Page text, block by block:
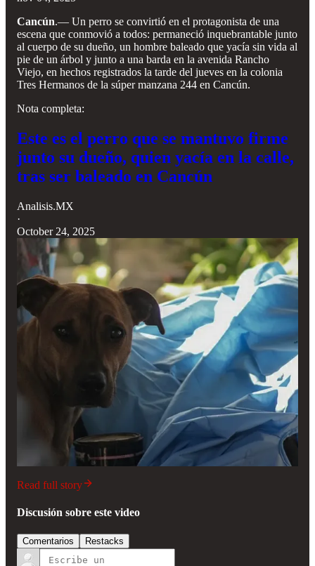
Cancún.— Un perro se convirtió en el protagonista de una
escena que conmovió a todos: permaneció inquebrantable junto
al cuerpo de su dueño, un hombre baleado que yacía sin vida al
pie de un árbol y junto a una barda en la avenida Rancho
Viejo, en hechos registrados la tarde del jueves en la colonia
Tres Hermanos de la súper manzana 244 en Cancún.
Nota completa:
Este es el perro que se mantuvo firme
junto su dueño, quien yacía en la calle,
tras ser baleado en Cancún
Analisis.MX
·
October 24, 2025
Read full story
Discusión sobre este video
Comentarios Restacks